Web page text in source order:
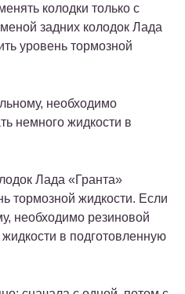
колодки только с
задних колодок Лада
уровень тормозной
необходимо
немного жидкости в
Лада «Гранта»
тормозной жидкости. Если
необходимо резиновой
в подготовленную